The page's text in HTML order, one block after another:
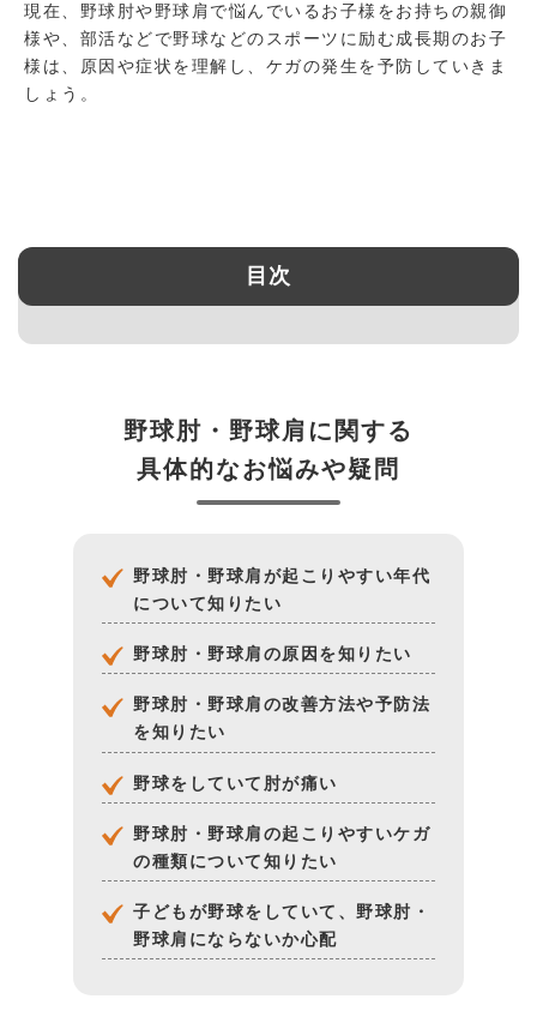
現在、野球肘や野球肩で悩んでいるお子様をお持ちの親御
様や、部活などで野球などのスポーツに励む成長期のお子
様は、原因や症状を理解し、ケガの発生を予防していきま
しょう。
目次
野球肘・野球肩に関する
具体的なお悩みや疑問
野球肘・野球肩が起こりやすい年代
について知りたい
野球肘・野球肩の原因を知りたい
野球肘・野球肩の改善方法や予防法
を知りたい
野球をしていて肘が痛い
野球肘・野球肩の起こりやすいケガ
の種類について知りたい
子どもが野球をしていて、野球肘・
野球肩にならないか心配